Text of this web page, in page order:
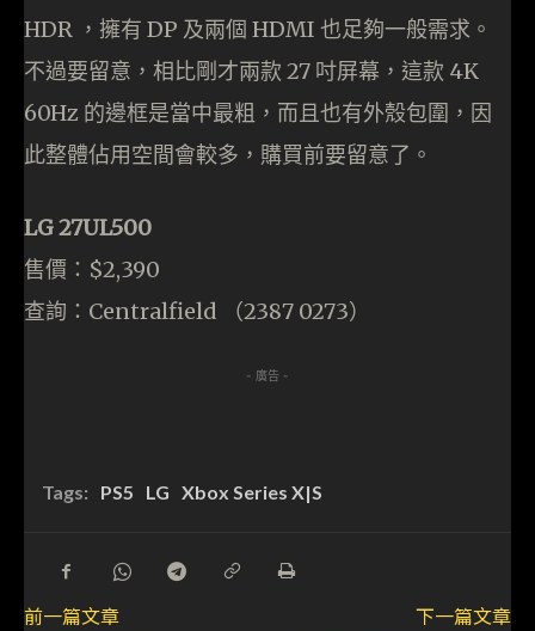
HDR ，擁有 DP 及兩個 HDMI 也足夠一般需求。
不過要留意，相比剛才兩款 27 吋屏幕，這款 4K
60Hz 的邊框是當中最粗，而且也有外殼包圍，因
此整體佔用空間會較多，購買前要留意了。
LG 27UL500
售價：$2,390
查詢：Centralfield （2387 0273）
- 廣告 -
Tags: PS5 LG Xbox Series X|S
前一篇文章
下一篇文章